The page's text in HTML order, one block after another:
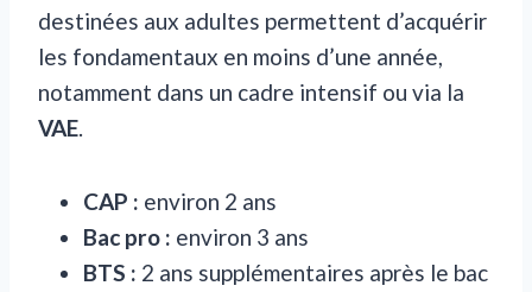
destinées aux adultes permettent d’acquérir
les fondamentaux en moins d’une année,
notamment dans un cadre intensif ou via la
VAE.
CAP : environ 2 ans
Bac pro : environ 3 ans
BTS : 2 ans supplémentaires après le bac